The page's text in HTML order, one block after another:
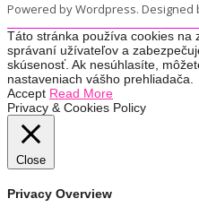
Powered by Wordpress. Designed
Táto stránka používa cookies na
správaní užívateľov a
skúsenosť. Ak nesúhlasíte,
nastaveniach vášho prehliadača.
Accept Read More
Privacy & Cookies Policy
Close
Privacy Overview